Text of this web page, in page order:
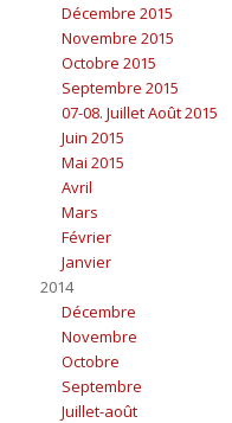
Décembre 2015
Novembre 2015
Octobre 2015
Septembre 2015
07-08. Juillet Août 2015
Juin 2015
Mai 2015
Avril
Mars
Février
Janvier
2014
Décembre
Novembre
Octobre
Septembre
Juillet-août